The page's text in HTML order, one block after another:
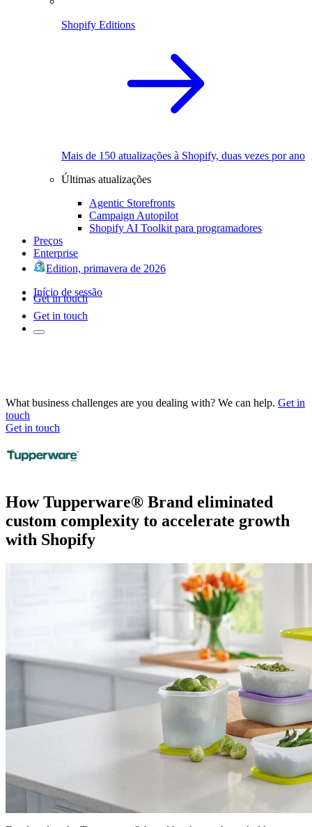
Shopify Editions
Mais de 150 atualizações à Shopify, duas vezes por ano
Últimas atualizações
Agentic Storefronts
Campaign Autopilot
Shopify AI Toolkit para programadores
Preços
Enterprise
Edition, primavera de 2026
Início de sessão
Get in touch
Get in touch
What business challenges are you dealing with? We can help. Get in
touch
Get in touch
How Tupperware® Brand eliminated
custom complexity to accelerate growth
with Shopify